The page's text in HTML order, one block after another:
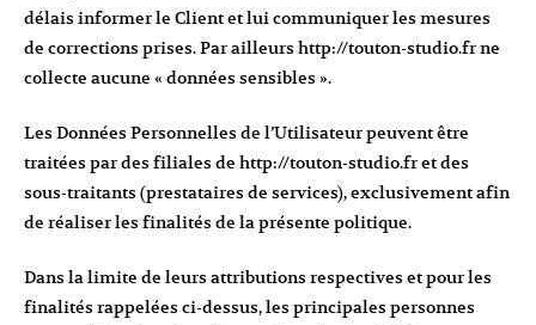
délais informer le Client et lui communiquer les mesures
de corrections prises. Par ailleurs http://touton-studio.frne
collecte aucune « données sensibles ».
Les Données Personnelles de l’Utilisateur peuvent être
traitées par des filiales de http://touton-studio.fret des
sous-traitants (prestataires de services), exclusivement afin
de réaliser les finalités de la présente politique.
Dans la limite de leurs attributions respectives et pour les
finalités rappelées ci-dessus, les principales personnes